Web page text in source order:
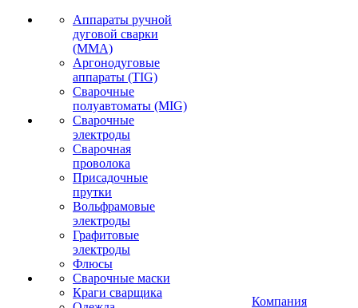
Аппараты ручной
дуговой сварки
(MMA)
Аргонодуговые
аппараты (TIG)
Сварочные
полуавтоматы (MIG)
Сварочные
электроды
Сварочная
проволока
Присадочные
прутки
Вольфрамовые
электроды
Графитовые
электроды
Флюсы
Сварочные маски
Краги сварщика
Компания